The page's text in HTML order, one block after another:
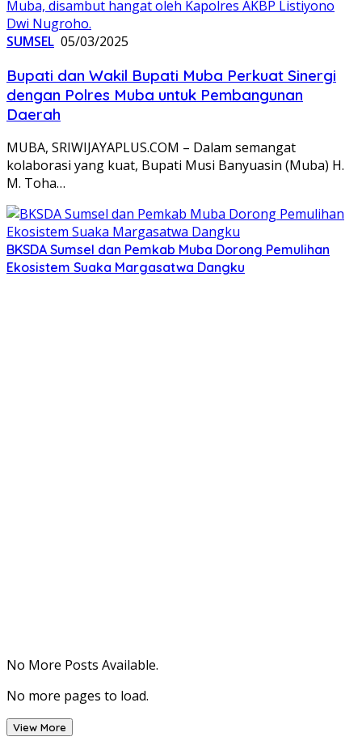
SUMSEL 05/03/2025
Bupati dan Wakil Bupati Muba Perkuat Sinergi
dengan Polres Muba untuk Pembangunan
Daerah
MUBA, SRIWIJAYAPLUS.COM – Dalam semangat
kolaborasi yang kuat, Bupati Musi Banyuasin (Muba) H.
M. Toha…
BKSDA Sumsel dan Pemkab Muba Dorong Pemulihan
Ekosistem Suaka Margasatwa Dangku
No More Posts Available.
No more pages to load.
View More